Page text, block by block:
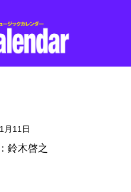
月11日
鈴木啓之